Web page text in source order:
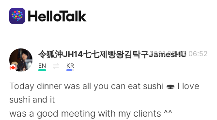
Appli d'échange linguistique
AI Grammar Checker
Français
令狐沖JH14七七제빵왕김탁구JamesHU
EN KR
2021.02.03 06:52
Today dinner was all you can eat sushi 🍣 I love
sushi and it
was a good meeting with my clients ^^